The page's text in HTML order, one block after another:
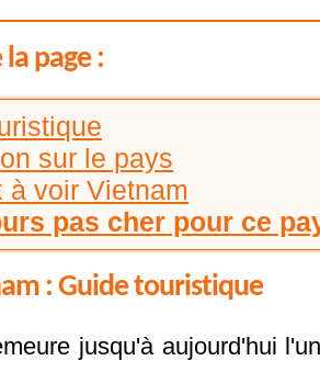
page :
sur le pays
à voir Vietnam
pas cher pour ce
: Guide touristique
jusqu'à aujourd'hui